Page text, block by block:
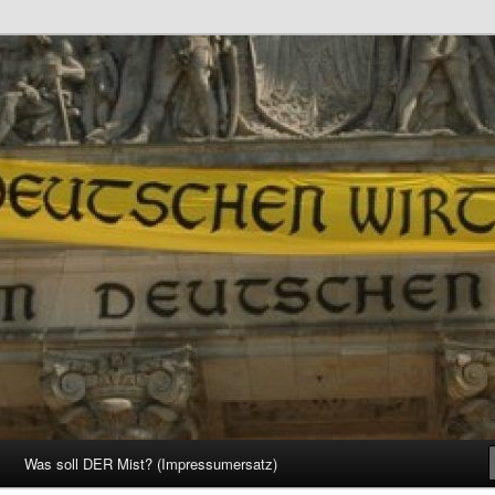
Was soll DER Mist? (Impressumersatz)